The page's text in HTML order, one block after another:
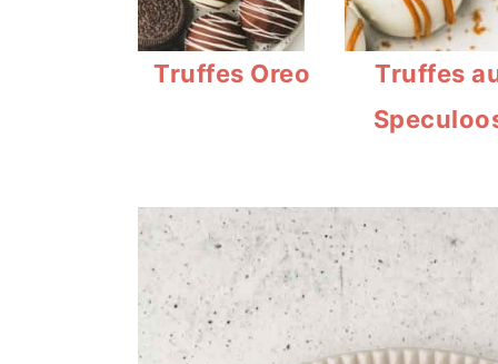
Truffes Oreo
Truffes